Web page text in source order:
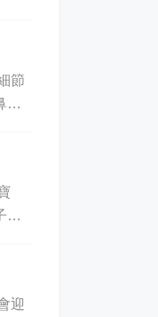
節
，
就
迎